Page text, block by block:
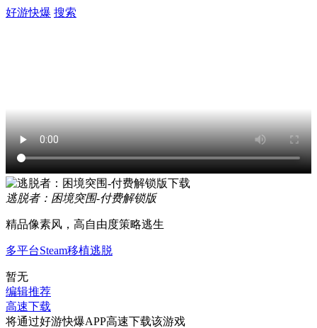
好游快爆 搜索
逃脱者：困境突围-付费解锁版
精品像素风，高自由度策略逃生
多平台Steam移植逃脱
暂无
编辑推荐
高速下载
将通过好游快爆APP高速下载该游戏